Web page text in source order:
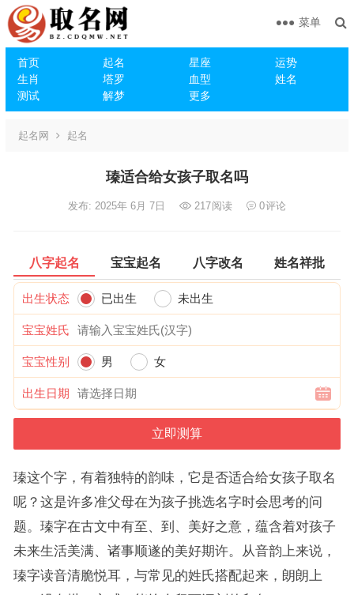
首页 起名 星座
运势
生肖
塔罗 血型
姓名
测试
解梦 更多
菜单
起名网 起名
瑧适合给女孩子取名吗
发布: 2025年 6月 7日 217阅读 0评论
八字起名 宝宝起名 八字改名 姓名祥批
出生状态 已出生 未出生
宝宝姓氏
宝宝性别 男 女
出生日期
瑧这个字，有着独特的韵味，它是否适合给女孩子取名
呢？这是许多准父母在为孩子挑选名字时会思考的问
题。瑧字在古文中有至、到、美好之意，蕴含着对孩子
未来生活美满、诸事顺遂的美好期许。从音韵上来说，
瑧字读音清脆悦耳，与常见的姓氏搭配起来，朗朗上